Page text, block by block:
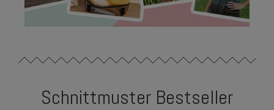
Schnittmuster Bestseller